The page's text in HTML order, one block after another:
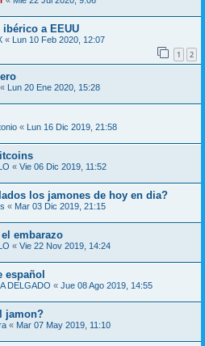
a EEUU
«
Lun 10 Feb 2020, 12:07
1 2
« Lun 20 Ene 2020, 15:28
« Lun 16 Dic 2019, 21:58
« Vie 06 Dic 2019, 11:52
los jamones de hoy en dia?
« Mar 03 Dic 2019, 21:15
embarazo
« Vie 22 Nov 2019, 14:24
español
DELGADO « Jue 08 Ago 2019, 14:55
jamon?
« Mar 07 May 2019, 11:10